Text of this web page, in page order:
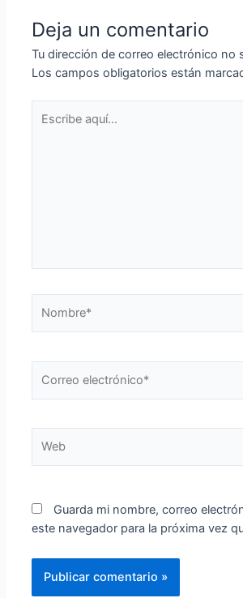
Deja un comentario
Tu dirección de correo electrónico no
Los campos obligatorios están
aquí...
electrónico*
Guarda mi nombre, correo
este navegador para la próxima vez